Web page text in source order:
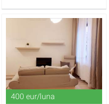
400 eur/luna